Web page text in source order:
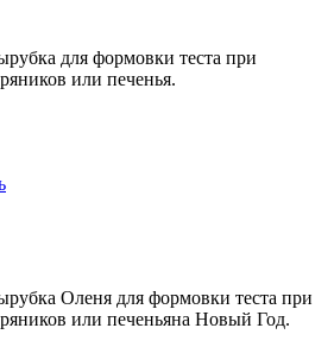
для формовки теста при
или печенья.
Оленя для формовки теста при
или печеньяна Новый Год.